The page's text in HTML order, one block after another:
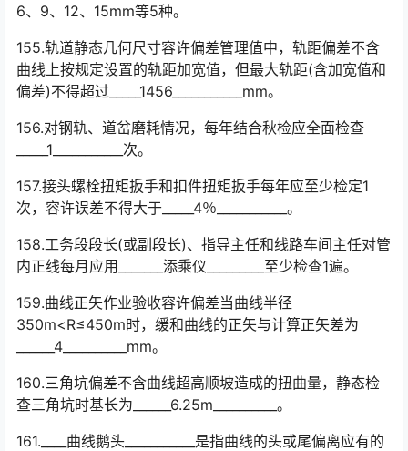
6、9、12、15mm等5种。
155.轨道静态几何尺寸容许偏差管理值中，轨距偏差不含
曲线上按规定设置的轨距加宽值，但最大轨距(含加宽值和
偏差)不得超过_____1456___________mm。󠅅󠅃󠄵󠅂󠄪󠇖󠆨󠆨󠇕󠆞󠆒󠅬󠇘󠆭󠆘󠇙󠆝󠅵󠇗󠆭󠆁󠄐󠇗󠅹󠅸󠇖󠆍󠅳󠇖󠅹󠅰󠇖󠆌󠅹
156.对钢轨、道岔磨耗情况，每年结合秋检应全面检查
_____1___________次。
157.接头螺栓扭矩扳手和扣件扭矩扳手每年应至少检定1
次，容许误差不得大于_____4％___________。
158.工务段段长(或副段长)、指导主任和线路车间主任对管
内正线每月应用_______添乘仪_________至少检查1遍。
159.曲线正矢作业验收容许偏差当曲线半径
350m<R≤450m时，缓和曲线的正矢与计算正矢差为
______4__________mm。
160.三角坑偏差不含曲线超高顺坡造成的扭曲量，静态检
查三角坑时基长为______6.25m__________。
161.____曲线鹅头___________是指曲线的头或尾偏离应有的